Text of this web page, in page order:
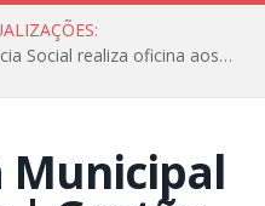
Conselho Municipal de Assistência Social realiza oficina aos servidores